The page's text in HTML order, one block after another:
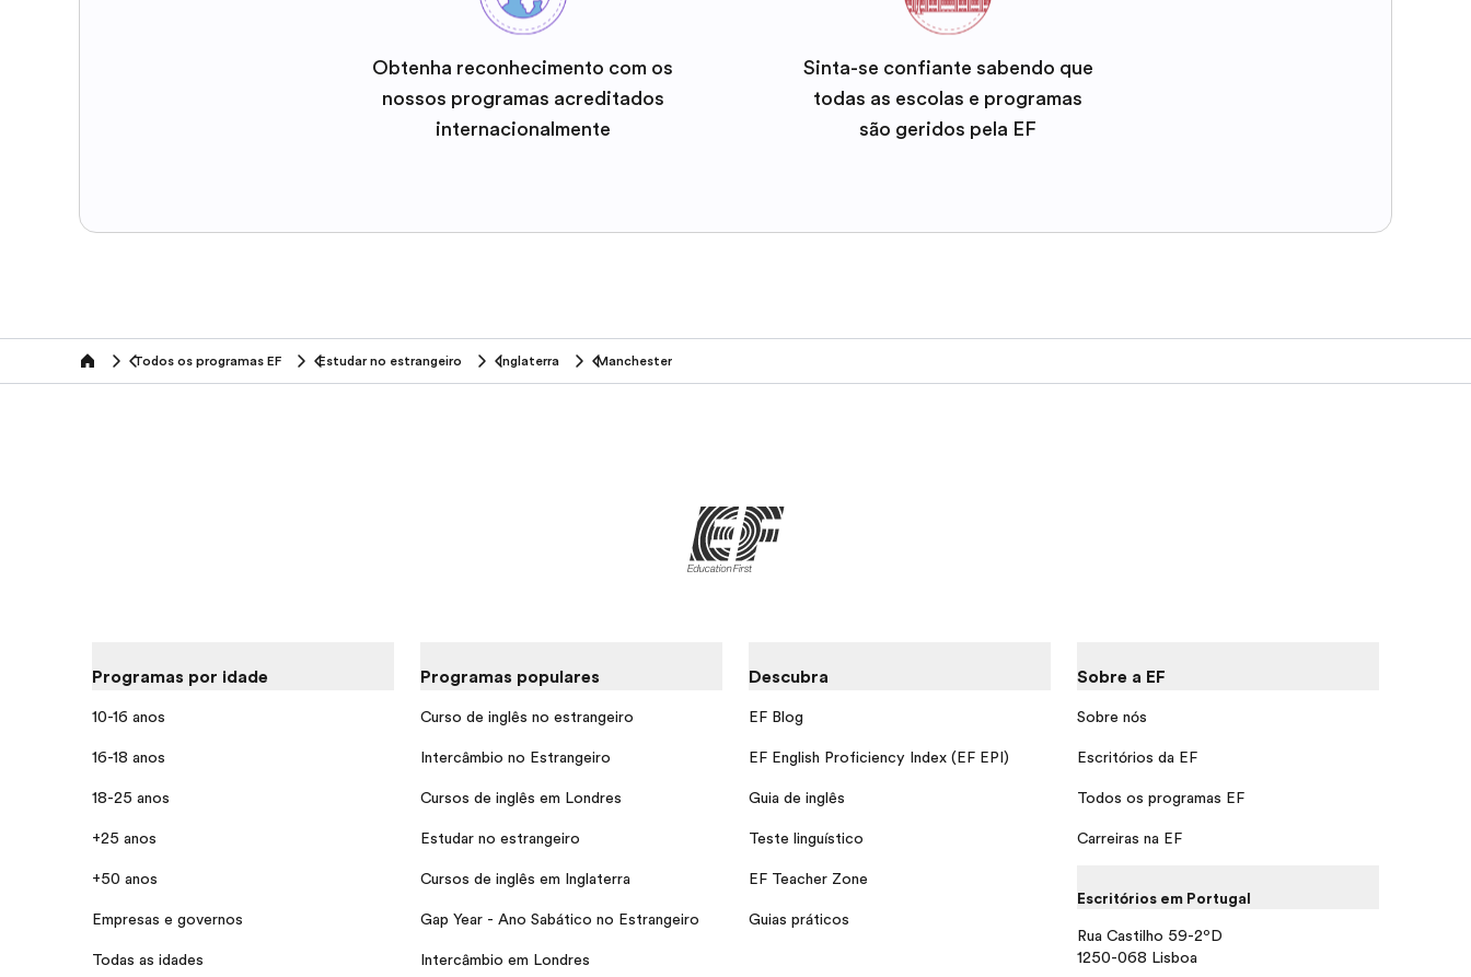
Obtenha reconhecimento com os
nossos programas acreditados
internacionalmente
Sinta-se confiante sabendo que
todas as escolas e programas
são geridos pela EF
home Todos os programas EF Estudar no estrangeiro Inglaterra Manchester
Programas por idade
10-16 anos
16-18 anos
18-25 anos
+25 anos
+50 anos
Empresas e governos
Todas as idades
Programas populares
Curso de inglês no estrangeiro
Intercâmbio no Estrangeiro
Cursos de inglês em Londres
Estudar no estrangeiro
Cursos de inglês em Inglaterra
Gap Year - Ano Sabático no Estrangeiro
Intercâmbio em Londres
Descubra
EF Blog
EF English Proficiency Index (EF EPI)
Guia de inglês
Teste linguístico
EF Teacher Zone
Guias práticos
Sobre a EF
Sobre nós
Escritórios da EF
Todos os programas EF
Carreiras na EF
Escritórios em Portugal
Rua Castilho 59-2ºD
1250-068 Lisboa